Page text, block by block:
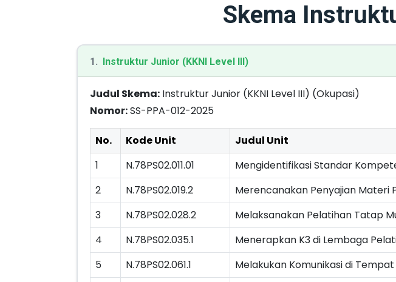
Skema
1. Instruktur Junior (KKNI Level III)
Judul Skema: Instruktur Junior (KKNI Level III) (Okupasi)
Nomor:SS-PPA-012-2025
No. Kode Unit Judul Unit
1
N.78PS02.011.01 Mengidentifikasi Standar
2
N.78PS02.019.2 Merencanakan Penyajian Materi
3
N.78PS02.028.2 Melaksanakan Pelatihan Tatap
4
N.78PS02.035.1 Menerapkan K3 di Lembaga
5
N.78PS02.061.1 Melakukan Komunikasi di